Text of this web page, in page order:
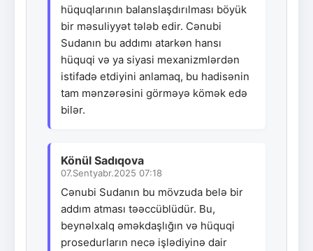
hüquqlarının balanslaşdırılması böyük
bir məsuliyyət tələb edir. Cənubi
Sudanın bu addımı atarkən hansı
hüquqi və ya siyasi mexanizmlərdən
istifadə etdiyini anlamaq, bu hadisənin
tam mənzərəsini görməyə kömək edə
bilər.
Könül Sadıqova
07.Sentyabr.2025 07:18
Cənubi Sudanın bu mövzuda belə bir
addım atması təəccüblüdür. Bu,
beynəlxalq əməkdaşlığın və hüquqi
prosedurların necə işlədiyinə dair